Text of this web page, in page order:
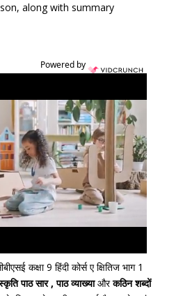
along with summary
Powered by
कक्षा 9 हिंदी कोर्स ए क्षितिज भाग 1
पाठ सार , पाठ व्याख्याऔरकठिन शब्दों